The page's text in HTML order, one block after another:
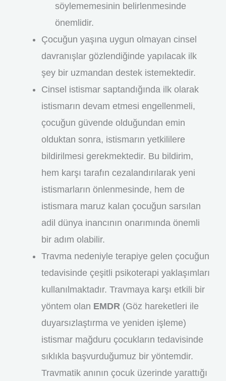
söylememesinin belirlenmesinde
önemlidir.
Çocuğun yaşına uygun olmayan cinsel
davranışlar gözlendiğinde yapılacak ilk
şey bir uzmandan destek istemektedir.
Cinsel istismar saptandığında ilk olarak
istismarın devam etmesi engellenmeli,
çocuğun güvende olduğundan emin
olduktan sonra, istismarın yetkililere
bildirilmesi gerekmektedir. Bu bildirim,
hem karşı tarafın cezalandırılarak yeni
istismarların önlenmesinde, hem de
istismara maruz kalan çocuğun sarsılan
adil dünya inancının onarımında önemli
bir adım olabilir.
Travma nedeniyle terapiye gelen çocuğun
tedavisinde çeşitli psikoterapi yaklaşımları
kullanılmaktadır. Travmaya karşı etkili bir
yöntem olan EMDR (Göz hareketleri ile
duyarsızlaştırma ve yeniden işleme)
istismar mağduru çocukların tedavisinde
sıklıkla başvurduğumuz bir yöntemdir.
Travmatik anının çocuk üzerinde yarattığı